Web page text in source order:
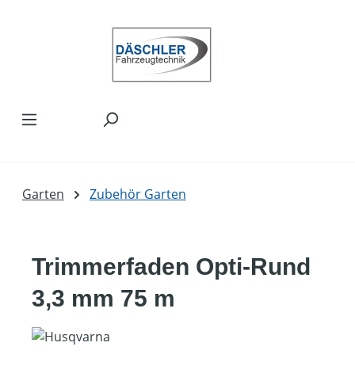
Garten Zubehör Garten
Trimmerfaden Opti-Rund
3,3 mm 75 m